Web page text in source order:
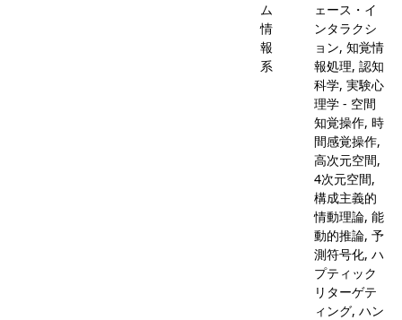
ム
情
報
系
ェース・イ
ンタラクシ
ョン, 知覚情
報処理, 認知
科学, 実験心
理学 - 空間
知覚操作, 時
間感覚操作,
高次元空間,
4次元空間,
構成主義的
情動理論, 能
動的推論, 予
測符号化, ハ
プティック
リターゲテ
ィング, ハン